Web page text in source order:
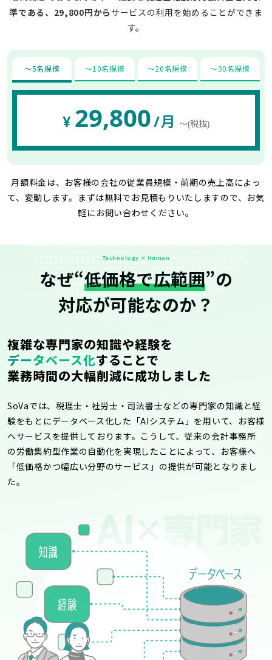
準である、29,800円から サービスの利用を始めることができま
す。
〜5名規模 〜10名規模 〜20名規模 〜30名規模
¥ 29,800/月 〜(税抜)
月額料金は、お客様の会社の従業員規模・前期の売上高によっ
て、変動します。 まずは無料でお見積もりいたしますので、お気
軽にお問い合わせください。
Technology × Human
なぜ“低価格で広範囲”の
対応が可能なのか？
複雑な専門家の知識や経験を
データベース化することで
業務時間の大幅削減に成功しました
SoVaでは、税理士・社労士・司法書士などの専門家の知識と経
験をもとにデータベース化した「AIシステム」を用いて、お客様
へサービスを提供しております。こうして、従来の会計事務所
の労働集約型作業の自動化を実現したことによって、お客様へ
「低価格かつ幅広い分野のサービス」の提供が可能となりまし
た。